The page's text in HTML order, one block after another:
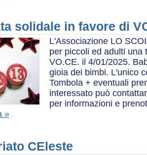
solidale in favore di
L'Associazione LO
per piccoli ed adulti una
VO.CE. il 4/01/2025.
gioia dei bimbi. L'unico
Tombola + eventuali
interessato può
per informazioni e
»
CEleste